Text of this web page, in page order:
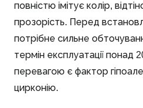
повністю імітує колір,
прозорість. Перед
потрібне сильне
термін експлуатації понад
перевагою є фактор
цирконію.